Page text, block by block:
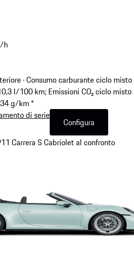
h
·Consumo carburante ciclo misto
l/100 km; Emissioni CO₂ ciclo misto
g/km *
di serie
Configura
Carrera S Cabriolet al confronto